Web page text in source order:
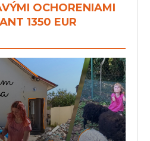
OCHORENIAMI
1350 EUR